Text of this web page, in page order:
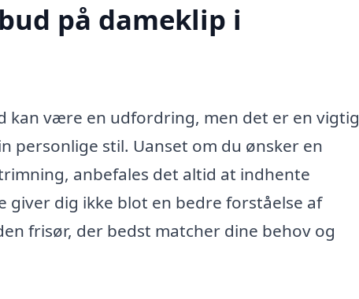
på dameklip i
kan være en udfordring, men det er en vigtig
personlige stil. Uanset om du ønsker en
anbefales det altid at indhente
dig ikke blot en bedre forståelse af
frisør, der bedst matcher dine behov og